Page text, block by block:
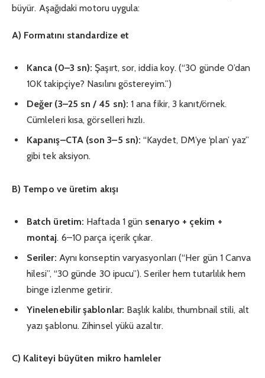
büyür. Aşağıdaki motoru uygula:
A) Formatını standardize et
Kanca (0–3 sn): Şaşırt, sor, iddia koy. (“30 günde 0’dan
10K takipçiye? Nasılını göstereyim.”)
Değer (3–25 sn / 45 sn): 1 ana fikir, 3 kanıt/örnek.
Cümleleri kısa, görselleri hızlı.
Kapanış–CTA (son 3–5 sn): “Kaydet, DM’ye ‘plan’ yaz”
gibi tek aksiyon.
B) Tempo ve üretim akışı
Batch üretim: Haftada 1 gün senaryo + çekim +
montaj. 6–10 parça içerik çıkar.
Seriler: Aynı konseptin varyasyonları (“Her gün 1 Canva
hilesi”, “30 günde 30 ipucu”). Seriler hem tutarlılık hem
binge izlenme getirir.
Yinelenebilir şablonlar: Başlık kalıbı, thumbnail stili, alt
yazı şablonu. Zihinsel yükü azaltır.
C) Kaliteyi büyüten mikro hamleler